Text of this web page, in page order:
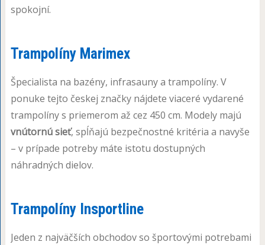
spokojní.
Trampolíny Marimex
Špecialista na bazény, infrasauny a trampolíny. V
ponuke tejto českej značky nájdete viaceré vydarené
trampolíny s priemerom až cez 450 cm. Modely majú
vnútornú sieť, spĺňajú bezpečnostné kritéria a navyše
– v prípade potreby máte istotu dostupných
náhradných dielov.
Trampolíny Insportline
Jeden z najväčších obchodov so športovými potrebami